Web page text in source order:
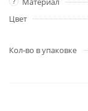
Цвет
Кол-во в упаковке